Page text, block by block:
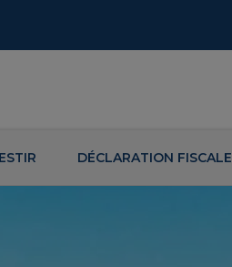
DÉCLARATION FISCALE